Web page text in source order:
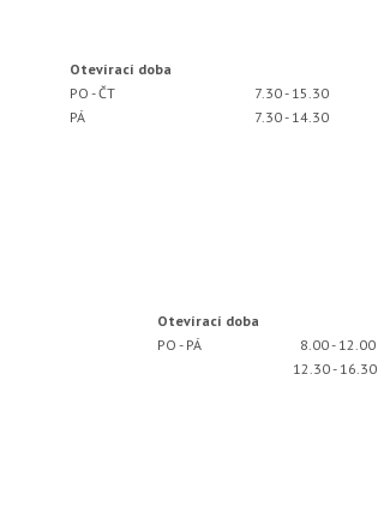
Otevírací doba
PO - ČT
7.30 - 15.30
PÁ
7.30 - 14.30
Otevírací doba
PO - PÁ
8.00 - 12.00
12.30 - 16.30